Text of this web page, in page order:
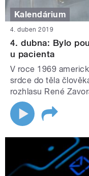
Kalendárium
4. duben 2019
4. dubna: Bylo
u pacienta
V roce 1969
srdce do těla
rozhlasu René